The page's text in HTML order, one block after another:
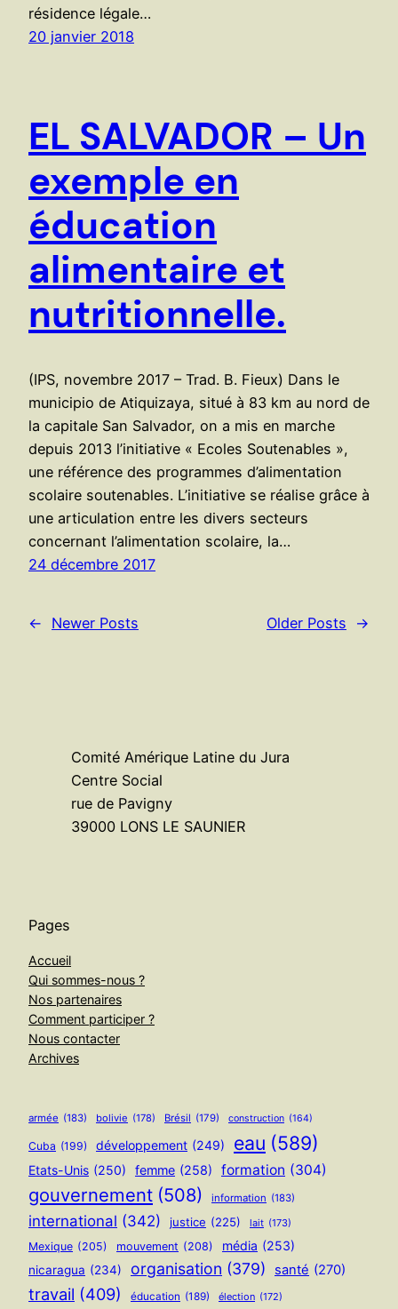
résidence légale…
20 janvier 2018
EL SALVADOR – Un
exemple en
éducation
alimentaire et
nutritionnelle.
(IPS, novembre 2017 – Trad. B. Fieux) Dans le
municipio de Atiquizaya, situé à 83 km au nord de
la capitale San Salvador, on a mis en marche
depuis 2013 l’initiative « Ecoles Soutenables »,
une référence des programmes d’alimentation
scolaire soutenables. L’initiative se réalise grâce à
une articulation entre les divers secteurs
concernant l’alimentation scolaire, la…
24 décembre 2017
← Newer Posts Older Posts →
Comité Amérique Latine du Jura
Centre Social
rue de Pavigny
39000 LONS LE SAUNIER
Pages
Accueil
Qui sommes-nous ?
Nos partenaires
Comment participer ?
Nous contacter
Archives
armée (183) bolivie (178) Brésil (179) construction (164)
Cuba (199) développement (249) eau (589)
Etats-Unis (250) femme (258) formation (304)
gouvernement (508) information (183)
international (342) justice (225) lait (173)
Mexique (205) mouvement (208) média (253)
nicaragua (234) organisation (379) santé (270)
travail (409) éducation (189) élection (172)